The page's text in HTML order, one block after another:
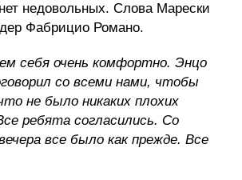
недовольных. Слова Марески
Фабрицио Романо.
себя очень комфортно. Энцо
со всеми нами, чтобы
не было никаких плохих
ребята согласились. Со
все было как прежде. Все